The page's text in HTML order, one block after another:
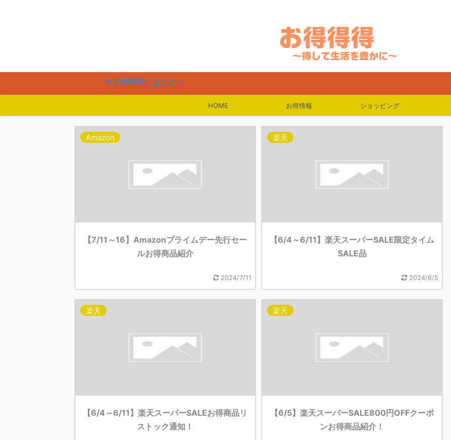
ヤフ得開発しました！
HOME お得情報 ショッピング
Amazon
【7/11～16】Amazonプライムデー先行セー
ルお得商品紹介
2024/7/11
楽天
【6/4～6/11】楽天スーパーSALE限定タイム
SALE品
2024/6/5
楽天
【6/4～6/11】楽天スーパーSALEお得商品リ
ストック通知！
楽天
【6/5】楽天スーパーSALE800円OFFクーポ
ンお得商品紹介！